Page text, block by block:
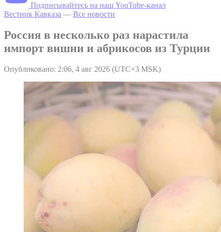
Подписывайтесь на наш YouTube-канал
Вестник Кавказа — Все новости
Россия в несколько раз нарастила
импорт вишни и абрикосов из Турции
Опубликовано: 2:06, 4 авг 2026 (UTC+3 MSK)